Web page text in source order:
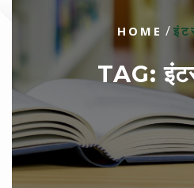
HOME /
TAG: